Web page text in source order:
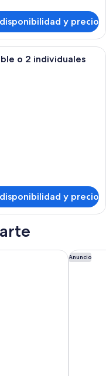
y precio
de hotel moderna con
o 2 individuales
y precio
Anuncio
Barceló